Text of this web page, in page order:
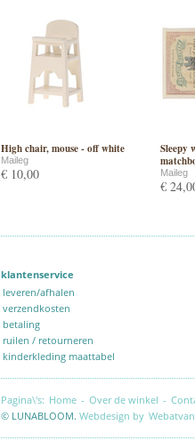
High chair, mouse - off white
Maileg
€ 10,00
Sleepy
Maileg
€
klantenservice
leveren/afhalen
verzendkosten
betaling
ruilen / retourneren
kinderkleding maattabel
Pagina\'s: Home - Over de winkel -
© LUNABLOOM. Webdesign by